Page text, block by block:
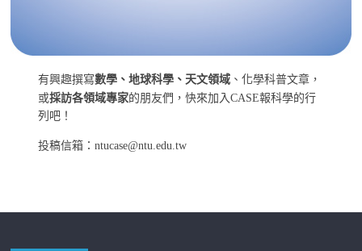
有興趣撰寫數學、地球科學、天文領域 、化學科普文章，
或採訪各領域專家的朋友們，快來加入CASE報科學的行
列吧！
投稿信箱：ntucase@ntu.edu.tw